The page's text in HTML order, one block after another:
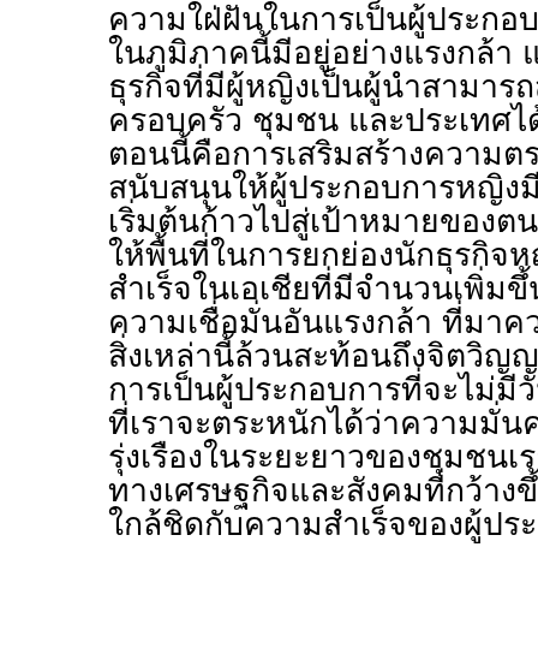
ความใฝ่ฝันในการเป็นผู้ประกอ
ในภูมิภาคนี้มีอยู่อย่างแรงกล้า
ธุรกิจที่มีผู้หญิงเป็นผู้นำสามาร
ครอบครัว ชุมชน และประเทศไ
ตอนนี้คือการเสริมสร้างความต
สนับสนุนให้ผู้ประกอบการหญิง
เริ่มต้นก้าวไปสู่เป้าหมายของต
ให้พื้นที่ในการยกย่องนักธุรกิจ
สำเร็จในเอเชียที่มีจำนวนเพิ่ม
ความเชื่อมั่นอันแรงกล้า ที่มา
สิ่งเหล่านี้ล้วนสะท้อนถึงจิตวิญ
การเป็นผู้ประกอบการที่จะไม่มี
ที่เราจะตระหนักได้ว่าความมั่น
รุ่งเรืองในระยะยาวของชุมชน
ทางเศรษฐกิจและสังคมที่กว้าง
ใกล้ชิดกับความสำเร็จของผู้ปร